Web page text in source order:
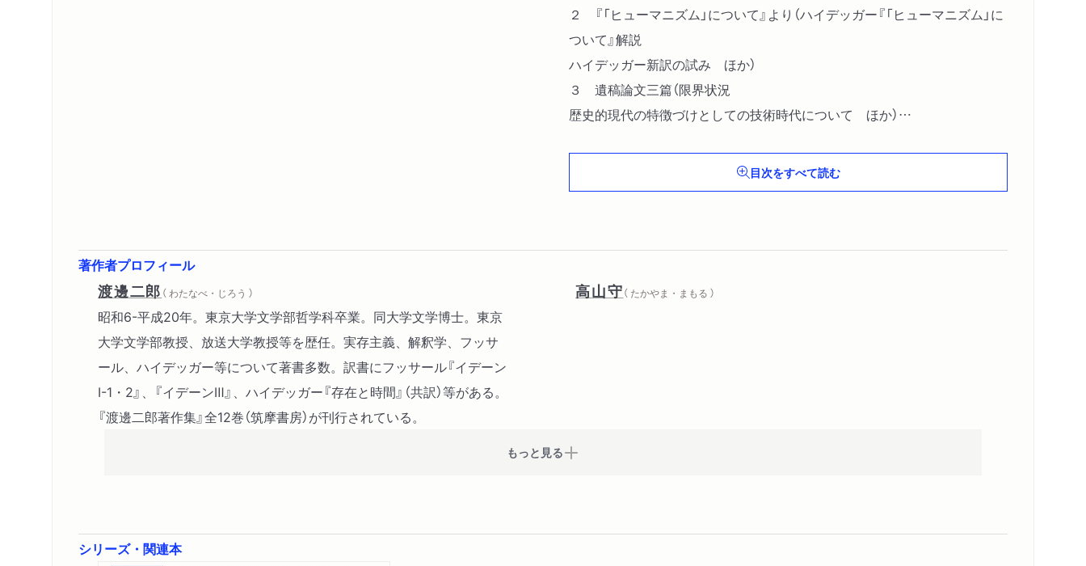
２ 『「ヒューマニズム」について』より（ハイデッガー『「ヒューマニズム」に
ついて』解説
ハイデッガー新訳の試み ほか）
３ 遺稿論文三篇（限界状況
歴史的現代の特徴づけとしての技術時代について ほか）
ハイデッガー論のためのメモ） 目次をすべて読む
著作者プロフィール
渡邊二郎 （ わたなべ・じろう ）
昭和6-平成20年。東京大学文学部哲学科卒業。同大学文学博士。東京
大学文学部教授、放送大学教授等を歴任。実存主義、解釈学、フッサ
ール、ハイデッガー等について著書多数。訳書にフッサール『イデーン
Ⅰ-1・2』、『イデーンⅢ』、ハイデッガー『存在と時間』（共訳）等がある。
『渡邊二郎著作集』全12巻（筑摩書房）が刊行されている。
高山守（ たかやま・まもる ）
もっと見る
シリーズ・関連本